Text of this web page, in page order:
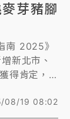
芽豬腳
南 2025》
新北市、
得肯定，
推薦。其
2.5小時，
08/19 08:02